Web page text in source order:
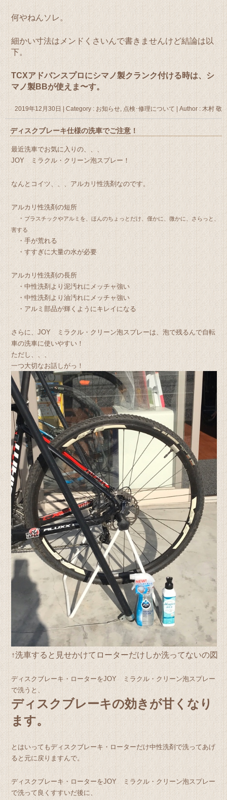
何やねんソレ。
細かい寸法はメンドくさいんで書きませんけど結論は以
下。
TCXアドバンスプロにシマノ製クランク付ける時は、シ
マノ製BBが使えま〜す。
2019年12月30日 Category : お知らせ, 点検･修理について Author : 木村 敬
ディスクブレーキ仕様の洗車でご注意！
最近洗車でお気に入りの、、、
JOY ミラクル・クリーン泡スプレー！
なんとコイツ、、、アルカリ性洗剤なのです。
アルカリ性洗剤の短所
・ プラスチックやアルミを、ほんのちょっとだけ、僅かに、微かに、さらっと、
害する
・手が荒れる
・すすぎに大量の水が必要
アルカリ性洗剤の長所
・中性洗剤より泥汚れにメッチャ強い
・中性洗剤より油汚れにメッチャ強い
・アルミ部品が輝くようにキレイになる
さらに、JOY ミラクル・クリーン泡スプレーは、泡で残るんで自転
車の洗車に使いやすい！
ただし、、、
一つ大切なお話しがっ！
↑洗車すると見せかけてローターだけしか洗ってないの図
ディスクブレーキ・ローターをJOY ミラクル・クリーン泡スプレー
で洗うと、
ディスクブレーキの効きが甘くなり
ます。
とはいってもディスクブレーキ・ローターだけ中性洗剤で洗ってあげ
ると元に戻りますんで。
ディスクブレーキ・ローターをJOY ミラクル・クリーン泡スプレー
で洗って良くすすいだ後に、